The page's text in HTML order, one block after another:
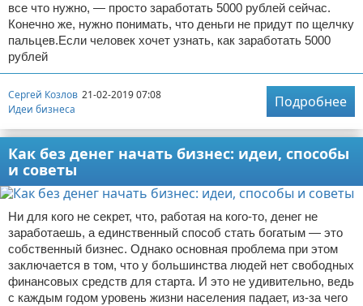
все что нужно, — просто заработать 5000 рублей сейчас.
Конечно же, нужно понимать, что деньги не придут по щелчку
пальцев.Если человек хочет узнать, как заработать 5000
рублей
Сергей Козлов 21-02-2019 07:08
Идеи бизнеса
Подробнее
Как без денег начать бизнес: идеи, способы
и советы
Ни для кого не секрет, что, работая на кого-то, денег не
заработаешь, а единственный способ стать богатым — это
собственный бизнес. Однако основная проблема при этом
заключается в том, что у большинства людей нет свободных
финансовых средств для старта. И это не удивительно, ведь
с каждым годом уровень жизни населения падает, из-за чего